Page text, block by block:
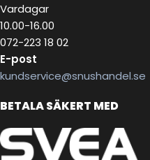
Vardagar
10.00-16.00
072-223 18 02
E-post
kundservice@snushandel.se
BETALA SÄKERT MED